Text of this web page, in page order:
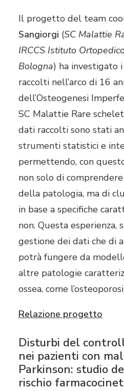
Il progetto del team
Sangiorgi (SC Malattie
IRCCS Istituto
Bologna) ha investigato
raccolti nell’arco di 16
dell’Osteogenesi
SC Malattie Rare
dati raccolti sono stati
strumenti statistici e
permettendo, con
non solo di
della patologia, ma di
in base a specifiche
non. Questa esperienza,
gestione dei dati che di
potrà fungere da
altre patologie
ossea, come
Relazione progetto
Disturbi del
nei pazienti con
Parkinson: studio
rischio